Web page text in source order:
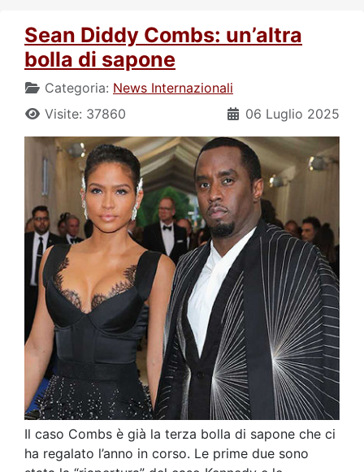
Sean Diddy Combs: un’altra
bolla di sapone
Categoria: News Internazionali
06 Luglio 2025
Visite: 37860
Il caso Combs è già la terza bolla di sapone che ci
ha regalato l’anno in corso. Le prime due sono